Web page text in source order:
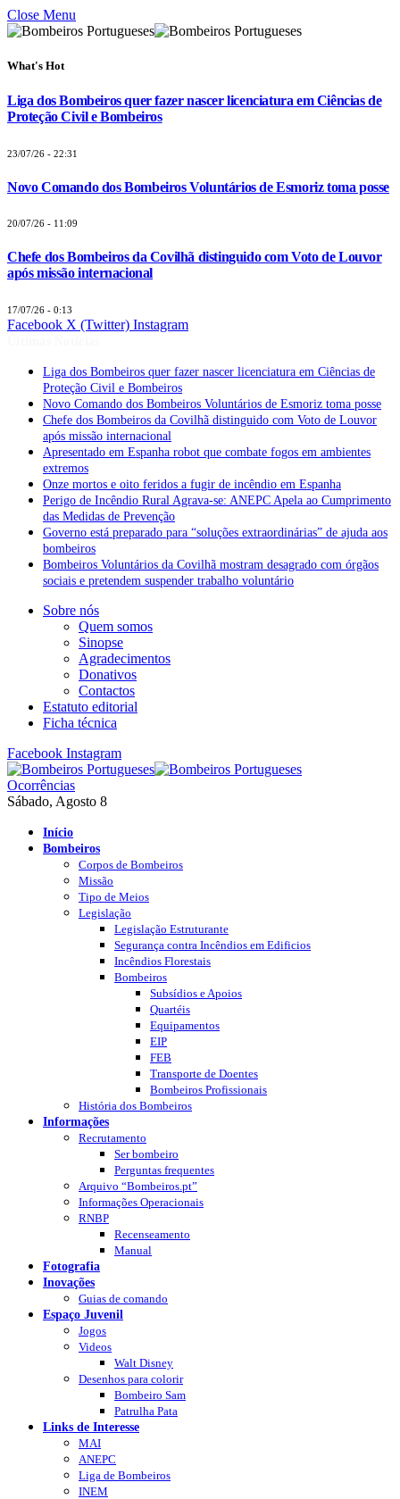
Close Menu
What's Hot
Liga dos Bombeiros quer fazer nascer licenciatura em Ciências de
Proteção Civil e Bombeiros
23/07/26 - 22:31
Novo Comando dos Bombeiros Voluntários de Esmoriz toma posse
20/07/26 - 11:09
Chefe dos Bombeiros da Covilhã distinguido com Voto de Louvor
após missão internacional
17/07/26 - 0:13
Facebook X (Twitter) Instagram
Liga dos Bombeiros quer fazer nascer licenciatura em Ciências de
Proteção Civil e Bombeiros
Novo Comando dos Bombeiros Voluntários de Esmoriz toma posse
Chefe dos Bombeiros da Covilhã distinguido com Voto de Louvor
após missão internacional
Apresentado em Espanha robot que combate fogos em ambientes
extremos
Onze mortos e oito feridos a fugir de incêndio em Espanha
Perigo de Incêndio Rural Agrava-se: ANEPC Apela ao Cumprimento
das Medidas de Prevenção
Governo está preparado para “soluções extraordinárias” de ajuda aos
bombeiros
Bombeiros Voluntários da Covilhã mostram desagrado com órgãos
sociais e pretendem suspender trabalho voluntário
Sobre nós
Quem somos
Sinopse
Agradecimentos
Donativos
Contactos
Estatuto editorial
Ficha técnica
Facebook Instagram
Ocorrências
Sábado, Agosto 8
Início
Bombeiros
Corpos de Bombeiros
Missão
Tipo de Meios
Legislação
Legislação Estruturante
Segurança contra Incêndios em Edificios
Incêndios Florestais
Bombeiros
Subsídios e Apoios
Quartéis
Equipamentos
EIP
FEB
Transporte de Doentes
Bombeiros Profissionais
História dos Bombeiros
Informações
Recrutamento
Ser bombeiro
Perguntas frequentes
Arquivo “Bombeiros.pt”
Informações Operacionais
RNBP
Recenseamento
Manual
Fotografia
Inovações
Guias de comando
Espaço Juvenil
Jogos
Videos
Walt Disney
Desenhos para colorir
Bombeiro Sam
Patrulha Pata
Links de Interesse
MAI
ANEPC
Liga de Bombeiros
INEM